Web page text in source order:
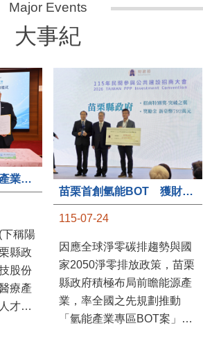
大事紀
稱陽
縣政
股份
療產
才培
苗栗首創氫能BOT 獲財政部「突破之翼」肯定
115-07-24
因應全球淨零碳排趨勢與國
家2050淨零排放政策，苗栗
縣政府積極布局前瞻能源產
業，率全國之先規劃推動
「氫能產業專區BOT案」，